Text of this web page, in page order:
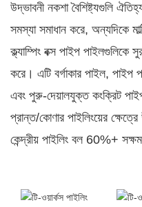
উদ্ভাবনী নকশা বৈশিষ্ট্যগুলি
সমস্যা সমাধান করে, অন্যদিকে
ক্ল্যাম্পিং বক্স পাইপ পাইলগুলিকে
করে। এটি বর্গাকার পাইল, পাইপ
এবং পুরু-দেয়ালযুক্ত কংক্রিট
প্রান্ত/কোণার পাইলিংয়ের ক্ষেত্রে
কেন্দ্রীয় পাইলিং বল 60%+